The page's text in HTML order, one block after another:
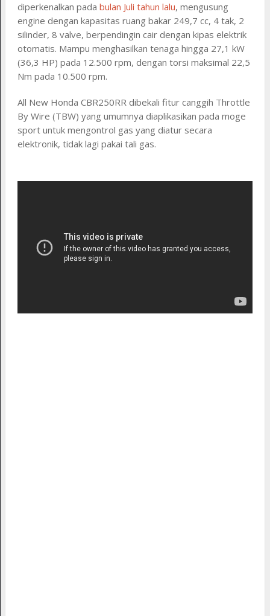
diperkenalkan pada bulan Juli tahun lalu, mengusung
engine dengan kapasitas ruang bakar 249,7 cc, 4 tak, 2
silinder, 8 valve, berpendingin cair dengan kipas elektrik
otomatis. Mampu menghasilkan tenaga hingga 27,1 kW
(36,3 HP) pada 12.500 rpm, dengan torsi maksimal 22,5
Nm pada 10.500 rpm.
All New Honda CBR250RR dibekali fitur canggih Throttle
By Wire (TBW) yang umumnya diaplikasikan pada moge
sport untuk mengontrol gas yang diatur secara
elektronik, tidak lagi pakai tali gas.